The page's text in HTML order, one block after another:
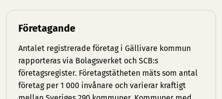
Företagande
Antalet registrerade företag i Gällivare kommun
rapporteras via Bolagsverket och SCB:s
företagsregister. Företagstätheten mäts som antal
företag per 1 000 invånare och varierar kraftigt